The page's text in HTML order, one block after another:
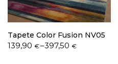
Tapete Color Fusion NV05
139,90 €–397,50€
Price